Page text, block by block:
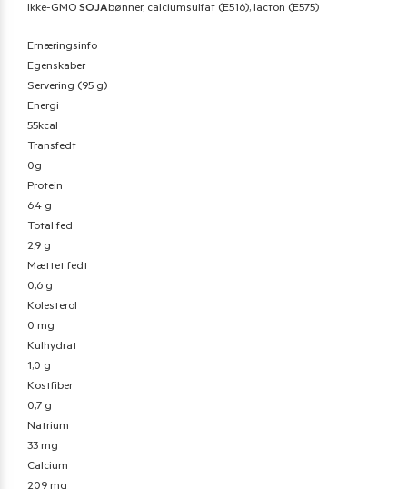
Ikke-GMO SOJAbønner, calciumsulfat (E516), lacton (E575)
Ernæringsinfo
Egenskaber
Servering (95 g)
Energi
55kcal
Transfedt
0g
Protein
6,4 g
Total fed
2,9 g
Mættet fedt
0,6 g
Kolesterol
0 mg
Kulhydrat
1,0 g
Kostfiber
0,7 g
Natrium
33 mg
Calcium